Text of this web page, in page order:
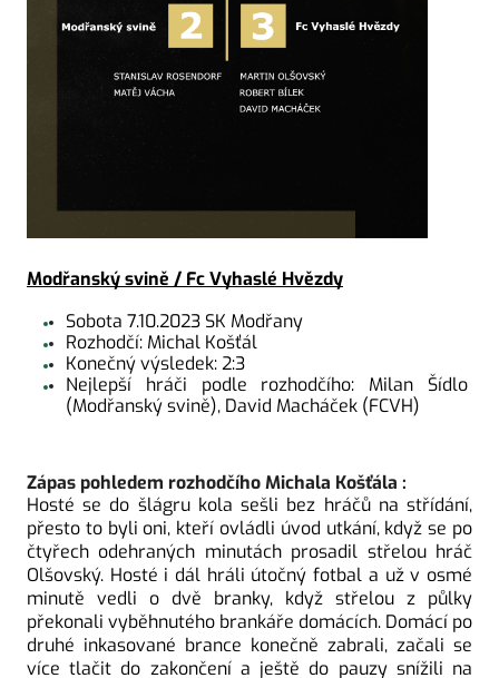
Modřanský svině / Fc Vyhaslé Hvězdy
Sobota 7.10.2023 SK Modřany
Rozhodčí: Michal Košťál
Konečný výsledek: 2:3
Nejlepší hráči podle rozhodčího: Milan Šídlo
(Modřanský svině), David Macháček (FCVH)
Zápas pohledem rozhodčího Michala Košťála :
Hosté se do šlágru kola sešli bez hráčů na střídání,
přesto to byli oni, kteří ovládli úvod utkání, když se po
čtyřech odehraných minutách prosadil střelou hráč
Olšovský. Hosté i dál hráli útočný fotbal a už v osmé
minutě vedli o dvě branky, když střelou z půlky
překonali vyběhnutého brankáře domácích. Domácí po
druhé inkasované brance konečně zabrali, začali se
více tlačit do zakončení a ještě do pauzy snížili na